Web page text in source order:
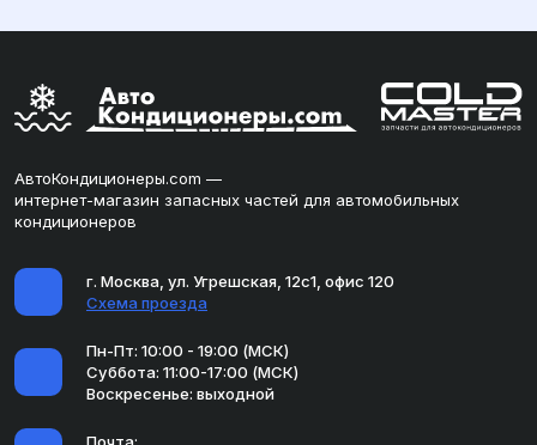
АвтоКондиционеры.com —
интернет-магазин запасных частей для автомобильных
кондиционеров
г. Москва, ул. Угрешская, 12с1, офис 120
Схема проезда
Пн-Пт: 10:00 - 19:00 (МСК)
Суббота: 11:00-17:00 (МСК)
Воскресенье: выходной